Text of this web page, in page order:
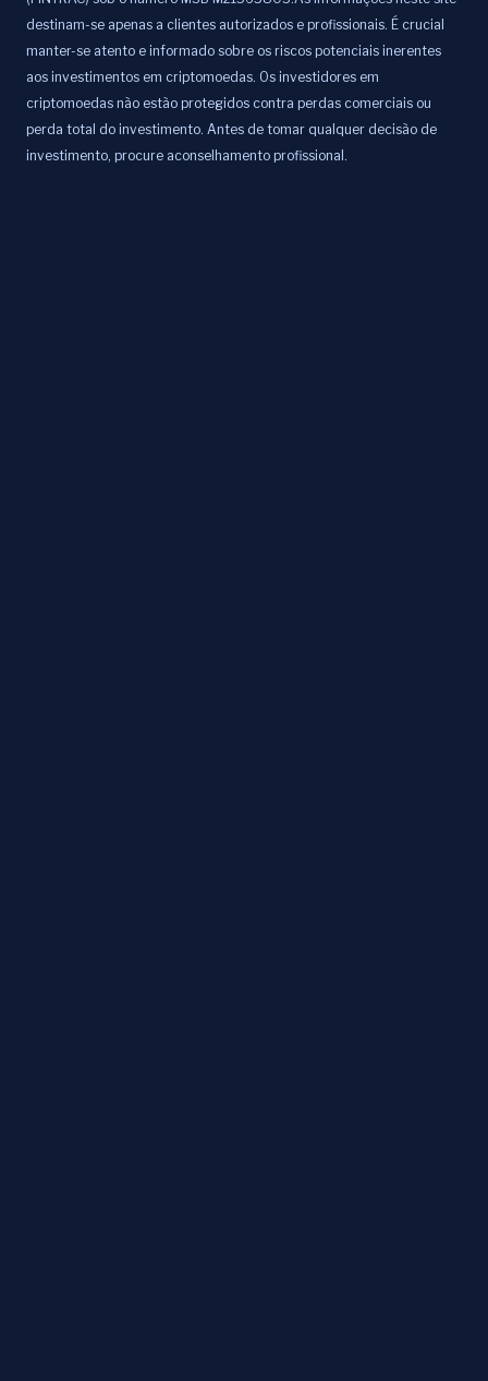
destinam-se apenas a clientes autorizados e profissionais. É crucial
manter-se atento e informado sobre os riscos potenciais inerentes
aos investimentos em criptomoedas. Os investidores em
criptomoedas não estão protegidos contra perdas comerciais ou
perda total do investimento. Antes de tomar qualquer decisão de
investimento, procure aconselhamento profissional.